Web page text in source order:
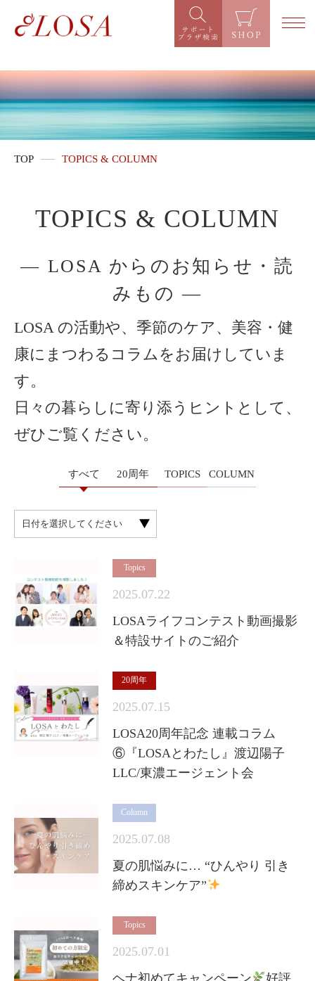
TOP TOPICS & COLUMN
TOPICS & COLUMN
― LOSA からのお知らせ・読
みもの ―
LOSA の活動や、季節のケア、美容・健
康にまつわるコラムをお届けしていま
す。
日々の暮らしに寄り添うヒントとして、
ぜひご覧ください。
すべて 20周年 TOPICS COLUMN
Topics
2025.07.22
LOSAライフコンテスト動画撮影
＆特設サイトのご紹介
20周年
2025.07.15
LOSA20周年記念 連載コラム
⑥『LOSAとわたし』渡辺陽子
LLC/東濃エージェント会
Column
2025.07.08
夏の肌悩みに… “ひんやり 引き
締めスキンケア”
Topics
2025.07.01
ヘナ初めてキャンペーン
好評